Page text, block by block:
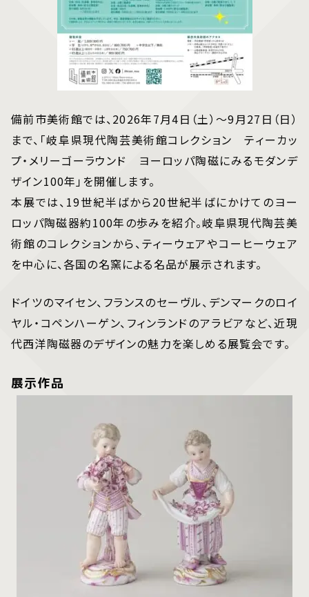
備前市美術館では、2026年7月4日（土）〜9月27日（日）
まで、「岐阜県現代陶芸美術館コレクション ティーカッ
プ・メリーゴーラウンド ヨーロッパ陶磁にみるモダンデ
ザイン100年」を開催します。
本展では、19世紀半ばから20世紀半ばにかけてのヨー
ロッパ陶磁器約100年の歩みを紹介。岐阜県現代陶芸美
術館のコレクションから、ティーウェアやコーヒーウェア
を中心に、各国の名窯による名品が展示されます。
ドイツのマイセン、フランスのセーヴル、デンマークのロイ
ヤル・コペンハーゲン、フィンランドのアラビアなど、近現
代西洋陶磁器のデザインの魅力を楽しめる展覧会です。
展示作品